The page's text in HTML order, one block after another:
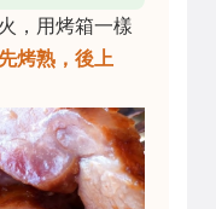
，用烤箱一樣
先烤熟，後上